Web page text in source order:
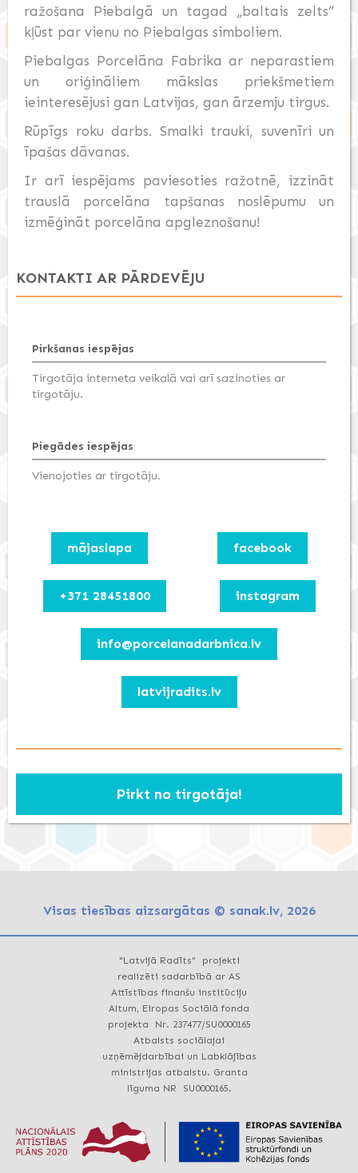
ražošana Piebalgā un tagad „baltais zelts”
kļūst par vienu no Piebalgas simboliem.
Piebalgas Porcelāna Fabrika ar neparastiem
un oriģināliem mākslas priekšmetiem
ieinteresējusi gan Latvijas, gan ārzemju tirgus.
Rūpīgs roku darbs. Smalki trauki, suvenīri un
īpašas dāvanas.
Ir arī iespējams paviesoties ražotnē, izzināt
trauslā porcelāna tapšanas noslēpumu un
izmēģināt porcelāna apgleznošanu!
KONTAKTI AR PĀRDEVĒJU
Pirkšanas iespējas
Tirgotāja interneta veikalā vai arī sazinoties ar
tirgotāju.
Piegādes iespējas
Vienojoties ar tirgotāju.
mājaslapa facebook
+371 28451800 instagram
info@porcelanadarbnica.lv
latvijradits.lv
Pirkt no tirgotāja!
Visas tiesības aizsargātas © sanak.lv, 2026
"Latvijā Radīts" projekti
realizēti sadarbībā ar AS
Attīstības finanšu institūciju
Altum, Eiropas Sociālā fonda
projekta Nr. 237477/SU0000165
Atbalsts sociālajai
uzņēmējdarbībai un Labklājības
ministrijas atbalstu. Granta
līguma NR SU0000165.